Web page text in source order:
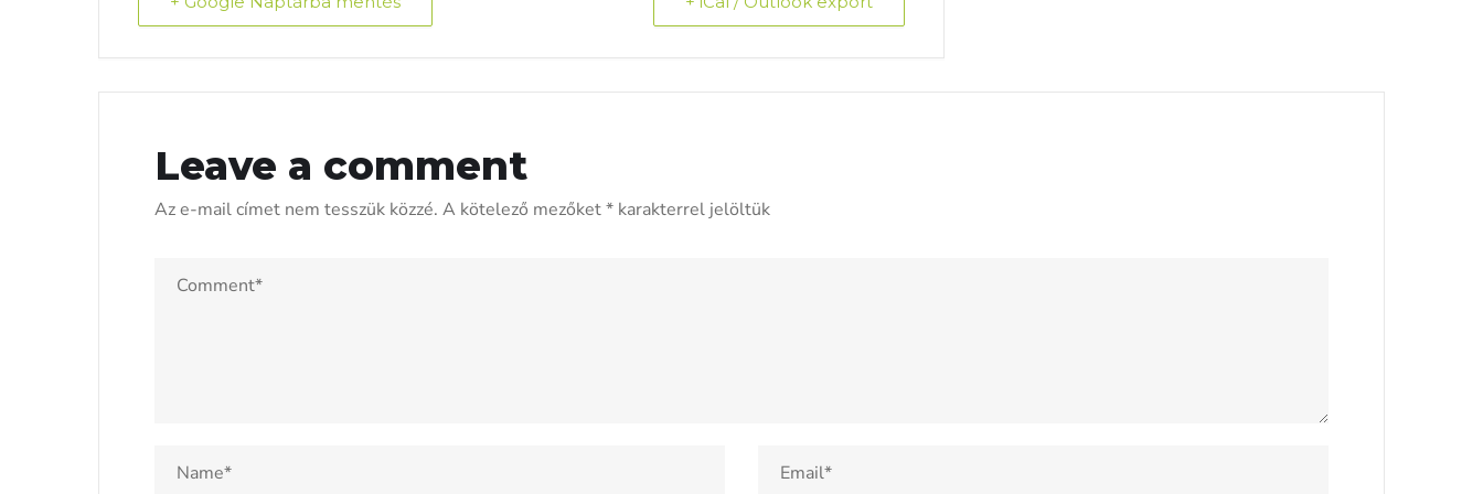
Leave a comment
Az e-mail címet nem tesszük közzé. A kötelező mezőket* karakterrel jelöltük